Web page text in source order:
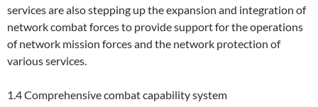
services are also stepping up the expansion and integration of
network combat forces to provide support for the operations
of network mission forces and the network protection of
various services.
1.4 Comprehensive combat capability system